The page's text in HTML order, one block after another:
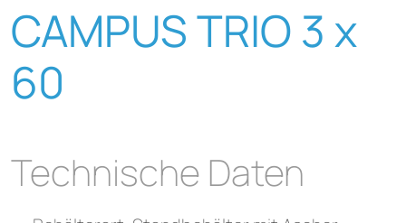
CAMPUS TRIO 3 x
60
Technische Daten